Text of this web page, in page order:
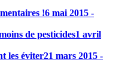
!6 mai 2015 -
de pesticides1 avril
les éviter21 mars 2015 -